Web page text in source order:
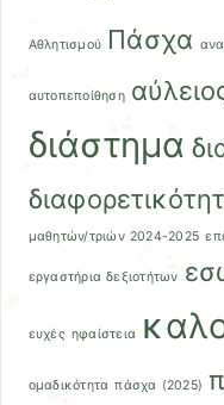
Αθλητισμού Πάσχα
αυτοπεποίθηση
διάστημα
μαθητών/τριών 2024-2025
εργαστήρια δεξιοτήτων
ευχές ηφαίστεια
ομαδικότητα πάσχα (2025)